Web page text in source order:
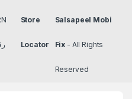
Store
Locator
Salsapeel Mobi
Fix - All Rights
Reserved